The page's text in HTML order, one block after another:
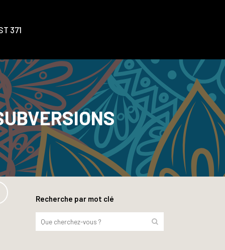
371
Recherche par mot clé